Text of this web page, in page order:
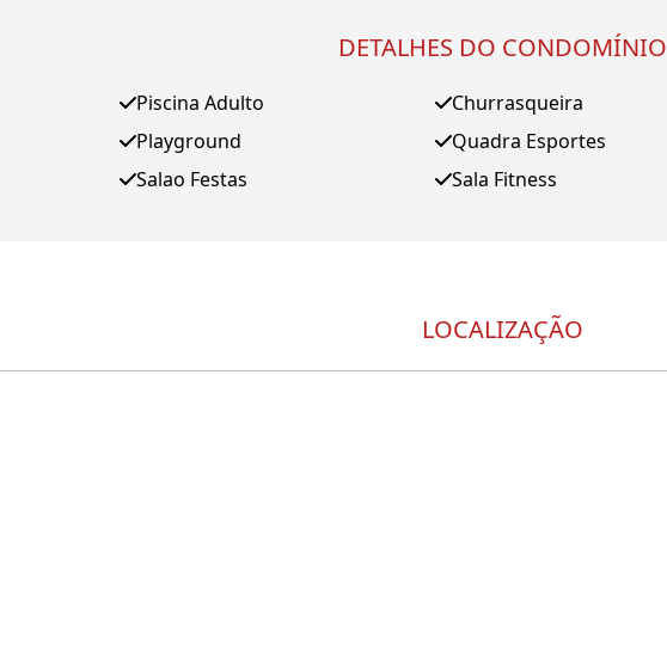
DETALHES DO CONDOMÍNIO
Piscina Adulto
Playground
Salao Festas
Churrasqueira
Quadra Esportes
Sala Fitness
LOCALIZAÇÃO